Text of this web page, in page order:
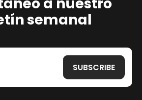
semanal